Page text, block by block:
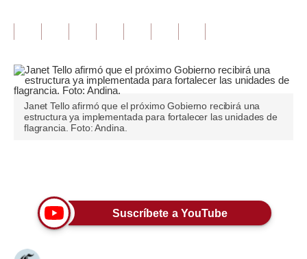
Blogs
Tendencias
Moda
Estilos
Mundo
Janet Tello afirmó que el próximo Gobierno recibirá una
estructura ya implementada para fortalecer las unidades de
flagrancia. Foto: Andina.
Suscríbete a YouTube